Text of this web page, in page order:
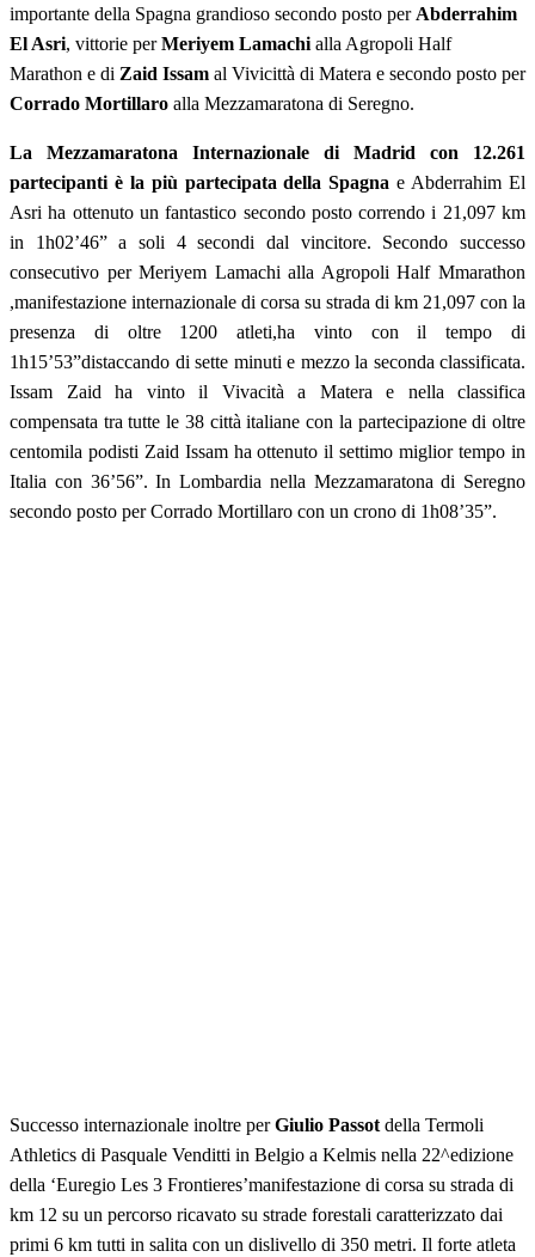
importante della Spagna grandioso secondo posto perAbderrahim
El Asri, vittorie perMeriyem Lamachialla Agropoli Half
Marathon e di Zaid Issam al Vivicittà di Matera e secondo posto per
Corrado Mortillaro alla Mezzamaratona di Seregno.
La Mezzamaratona Internazionale di Madrid con 12.261
partecipanti è la più partecipata della Spagna e Abderrahim El
Asri ha ottenuto un fantastico secondo posto correndo i 21,097 km
in 1h02’46” a soli 4 secondi dal vincitore. Secondo successo
consecutivo per Meriyem Lamachi alla Agropoli Half Mmarathon
,manifestazione internazionale di corsa su strada di km 21,097 con la
presenza di oltre 1200 atleti,ha vinto con il tempo di
1h15’53”distaccando di sette minuti e mezzo la seconda classificata.
Issam Zaid ha vinto il Vivacità a Matera e nella classifica
compensata tra tutte le 38 città italiane con la partecipazione di oltre
centomila podisti Zaid Issam ha ottenuto il settimo miglior tempo in
Italia con 36’56”. In Lombardia nella Mezzamaratona di Seregno
secondo posto per Corrado Mortillaro con un crono di 1h08’35”.
Successo internazionale inoltre perGiulio Passotdella Termoli
Athletics di Pasquale Venditti in Belgio a Kelmis nella 22^edizione
della ‘Euregio Les 3 Frontieres’manifestazione di corsa su strada di
km 12 su un percorso ricavato su strade forestali caratterizzato dai
primi 6 km tutti in salita con un dislivello di 350 metri. Il forte atleta